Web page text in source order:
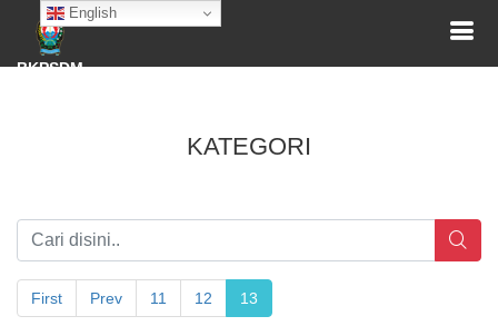
English
BKPSDM
KATEGORI
First Prev 11 12 13